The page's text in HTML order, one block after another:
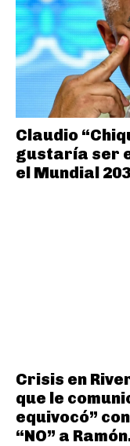
Claudio
gustaría ser
el Mundial
Crisis en
que le
equivocó”
“NO” a